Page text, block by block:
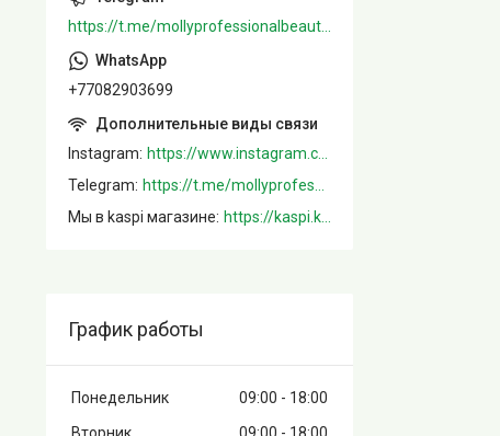
+77082903699
Instagram
Telegram
Мы в kaspi магазине
График работы
Понедельник 09:00
18:00
Вторник
09:00
18:00